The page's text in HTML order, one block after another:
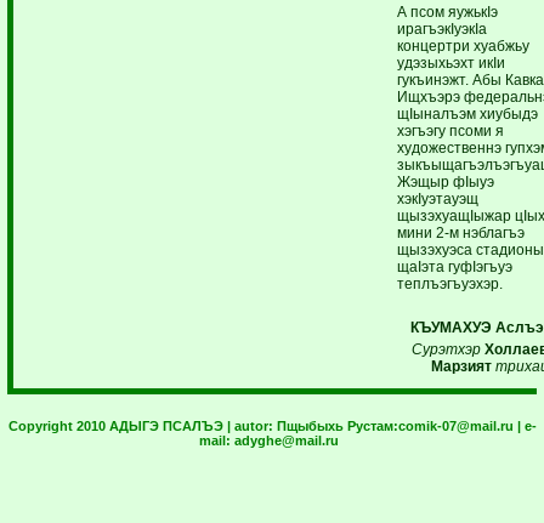
А псом яужькIэ
ирагъэкIуэкIа
концертри хуабжьу
удэзыхьэхт икIи
гукъинэжт. Абы
Ищхъэрэ
щIыналъэм хиубыдэ
хэгъэгу псоми я
художественнэ
Жэщыр фIыуэ
хэкIуэтауэщ
щызэхуащIыжар
мини 2-м нэблагъэ
щызэхуэса
щаIэта гуфIэгъуэ
теплъэгъуэхэр.
КЪУМАХУЭ
Сурэтхэр
Марзият
Copyright 2010 АДЫГЭ ПСАЛЪЭ | autor: Пщыбыхь Рустам:comik-07@mail.ru | e-
mail: adyghe@mail.ru